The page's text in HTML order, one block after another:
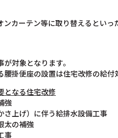
カーテン等に取り替えるとい
対象となります。
腰掛便座の設置は住宅改修の給
となる住宅改修
強
上げ）に伴う給排水設備工事
太の補強
事